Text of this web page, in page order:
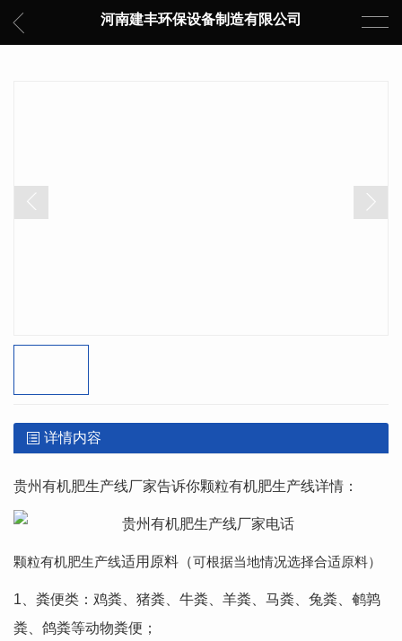
河南建丰环保设备制造有限公司
详情内容
贵州有机肥生产线厂家告诉你颗粒有机肥生产线详情：
颗粒有机肥生产线适用原料（可根据当地情况选择合适原料）
1、粪便类：鸡粪、猪粪、牛粪、羊粪、马粪、兔粪、鹌鹑
粪、鸽粪等动物粪便；